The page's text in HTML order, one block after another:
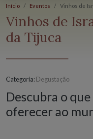
Início Eventos Vinhos de
Eventos
Vinhos de
da Tijuca
Categoria:Degustação
Descubra o
oferecer ao